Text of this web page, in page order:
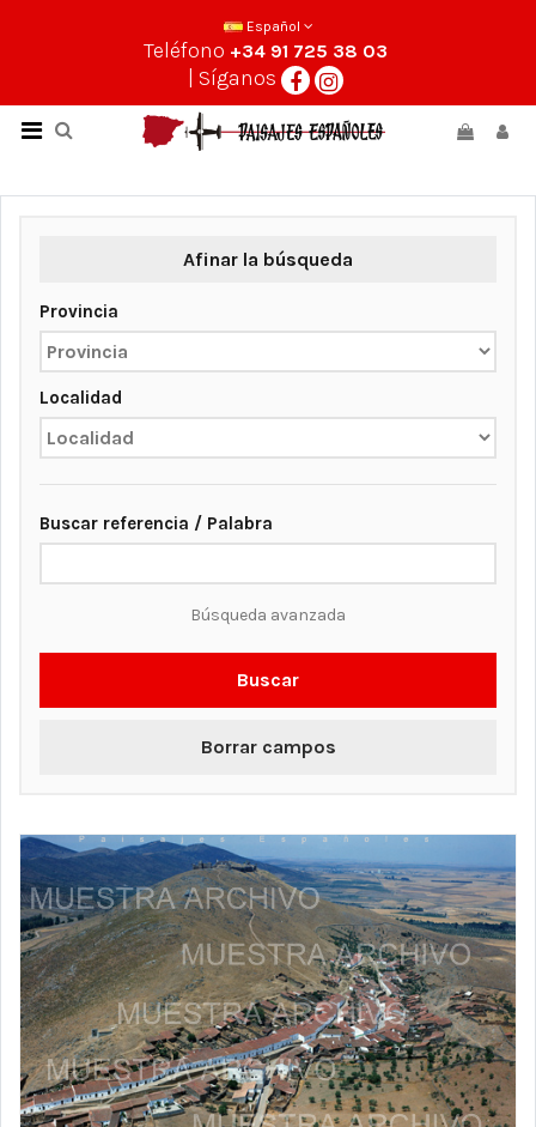
Español
Teléfono +34 91 725 38 03
| Síganos
Afinar la búsqueda
Provincia
Localidad
Buscar referencia / Palabra
Búsqueda avanzada
Buscar
Borrar campos